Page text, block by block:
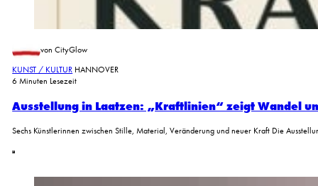
von CityGlow
KUNST / KULTUR HANNOVER
6 Minuten Lesezeit
Ausstellung in Laatzen: „Kraftlinien“ zeigt Wandel
Sechs Künstlerinnen zwischen Stille, Material, Veränderung und neuer Kraft Die